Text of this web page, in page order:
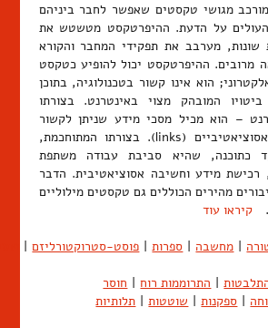
מגושי טקסטים שאפשר לחבר ביניהם
על הדעת. ההיפרטקסט מטשטש את
שונות, מערבב את תפקידי המחבר והקורא
מרובים. ההיפרטקסט יכול להופיע כטקסט
הוא אינו קשור בטכנולוגיה, בתוכן
המובהק מצוי באינטרנט. בצורתו
– הוא מכיל מסכי מידע שניתן לקשור
ביניהם בקישורים אסוציאטיביים (links). בצורתו המתוחכמת,
כתוכנה, שהיא סביבת עבודה משתפת
מידע וחשיבה אסוציאטיבית. הדבר
מהירים הכוללים גם טקסטים מילוליים
קיראו עוד
| מחשבה | ספרות | פוסט-סטרוקטורליזם |
| התרוממות רוח | חוסר
| ספקנות | שוטטות | תלותיות